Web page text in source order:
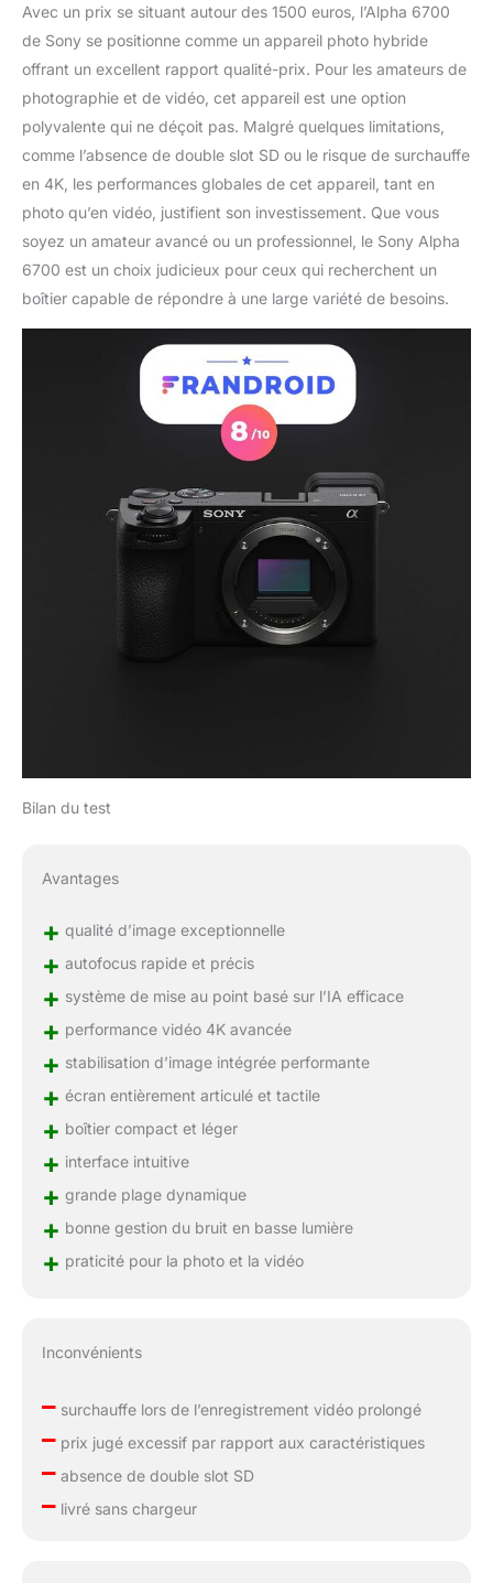
Avec un prix se situant autour des 1500 euros, l’Alpha 6700
de Sony se positionne comme un appareil photo hybride
offrant un excellent rapport qualité-prix. Pour les amateurs de
photographie et de vidéo, cet appareil est une option
polyvalente qui ne déçoit pas. Malgré quelques limitations,
comme l’absence de double slot SD ou le risque de surchauffe
en 4K, les performances globales de cet appareil, tant en
photo qu’en vidéo, justifient son investissement. Que vous
soyez un amateur avancé ou un professionnel, le Sony Alpha
6700 est un choix judicieux pour ceux qui recherchent un
boîtier capable de répondre à une large variété de besoins.
Bilan du test
Avantages
+ qualité d’image exceptionnelle
+ autofocus rapide et précis
+ système de mise au point basé sur l’IA efficace
+ performance vidéo 4K avancée
+ stabilisation d’image intégrée performante
+ écran entièrement articulé et tactile
+ boîtier compact et léger
+ interface intuitive
+ grande plage dynamique
+ bonne gestion du bruit en basse lumière
+ praticité pour la photo et la vidéo
Inconvénients
–surchauffe lors de l’enregistrement vidéo prolongé
–prix jugé excessif par rapport aux caractéristiques
–absence de double slot SD
–livré sans chargeur